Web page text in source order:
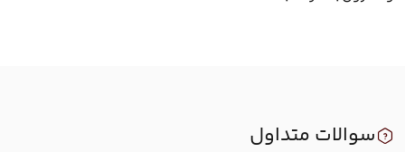
سوالات متداول